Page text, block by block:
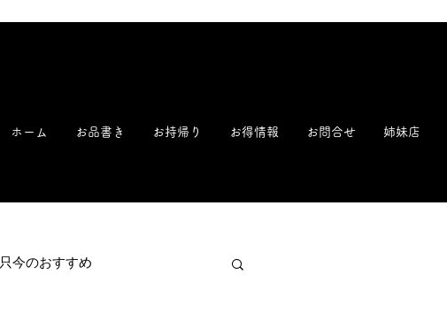
ホーム お品書き お持帰り お得情報 お問合せ 姉妹店
只今のおすすめ